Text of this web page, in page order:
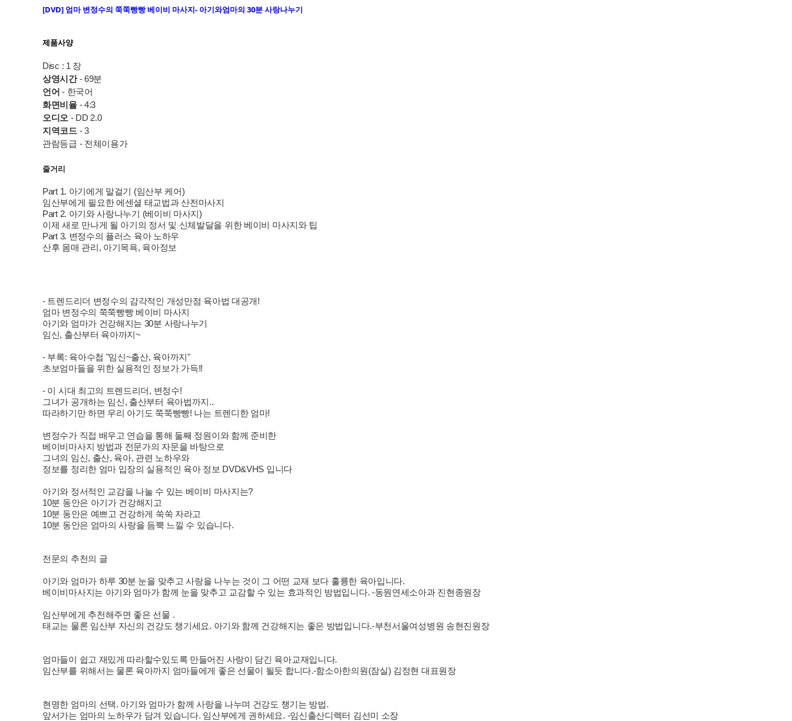
[DVD] 엄마 변정수의 쭉쭉빵빵 베이비 마사지- 아기와엄마의 30분 사랑나누기
제품사양
Disc : 1 장
상영시간- 69분
언어 - 한국어
화면비율- 4:3
오디오 - DD 2.0
지역코드- 3
관람등급 - 전체이용가
줄거리
Part 1. 아기에게 말걸기 (임산부 케어)
임산부에게 필요한 에센셜 태교법과 산전마사지
Part 2. 아기와 사랑나누기 (베이비 마사지)
이제 새로 만나게 될 아기의 정서 및 신체발달을 위한 베이비 마사지와 팁
Part 3. 변정수의 플러스 육아 노하우
산후 몸매 관리, 아기목욕, 육아정보
- 트렌드리더 변정수의 감각적인 개성만점 육아법 대공개!
엄마 변정수의 쭉쭉빵빵 베이비 마사지
아기와 엄마가 건강해지는 30분 사랑나누기
임신, 출산부터 육아까지~
- 부록: 육아수첩 "임신~출산, 육아까지"
초보엄마들을 위한 실용적인 정보가 가득!!
- 이 시대 최고의 트렌드리더, 변정수!
그녀가 공개하는 임신, 출산부터 육아법까지..
따라하기만 하면 우리 아기도 쭉쭉빵빵! 나는 트렌디한 엄마!
변정수가 직접 배우고 연습을 통해 둘째 정원이와 함께 준비한
베이비마사지 방법과 전문가의 자문을 바탕으로
그녀의 임신, 출산, 육아, 관련 노하우와
정보를 정리한 엄마 입장의 실용적인 육아 정보 DVD&VHS 입니다
아기와 정서적인 교감을 나눌 수 있는 베이비 마사지는?
10분 동안은 아기가 건강해지고
10분 동안은 예쁘고 건강하게 쑥쑥 자라고
10분 동안은 엄마의 사랑을 듬뿍 느낄 수 있습니다.
전문의 추천의 글
아기와 엄마가 하루 30분 눈을 맞추고 사랑을 나누는 것이 그 어떤 교재 보다 훌륭한 육아입니다.
베이비마사지는 아기와 엄마가 함께 눈을 맞추고 교감할 수 있는 효과적인 방법입니다. -동원연세소아과 진현종원장
임산부에게 추천해주면 좋은 선물 .
태교는 물론 임산부 자신의 건강도 챙기세요. 아기와 함께 건강해지는 좋은 방법입니다.-부천서울여성병원 송현진원장
엄마들이 쉽고 재밌게 따라할수있도록 만들어진 사랑이 담긴 육아교재입니다.
임산부를 위해서는 물론 육아까지 엄마들에게 좋은 선물이 될듯 합니다.-함소아한의원(잠실) 김정현 대표원장
현명한 엄마의 선택. 아기와 엄마가 함께 사랑을 나누며 건강도 챙기는 방법.
앞서가는 엄마의 노하우가 담겨 있습니다. 임산부에게 권하세요. -임신출산디렉터 김선미 소장